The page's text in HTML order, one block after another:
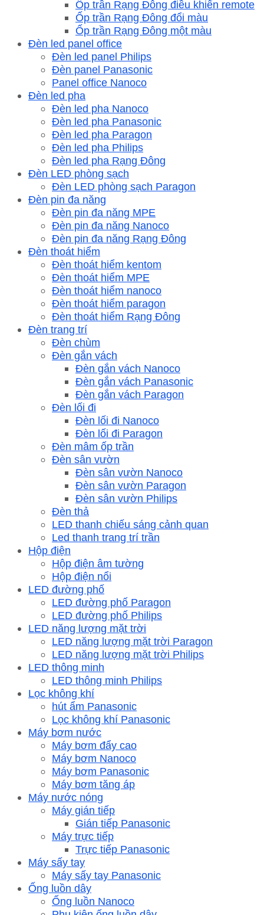
Ốp trần Rạng Đông điều khiển remote
Ốp trần Rạng Đông đổi màu
Ốp trần Rạng Đông một màu
Đèn led panel office
Đèn led panel Philips
Đèn panel Panasonic
Panel office Nanoco
Đèn led pha
Đèn led pha Nanoco
Đèn led pha Panasonic
Đèn led pha Paragon
Đèn led pha Philips
Đèn led pha Rạng Đông
Đèn LED phòng sạch
Đèn LED phòng sạch Paragon
Đèn pin đa năng
Đèn pin đa năng MPE
Đèn pin đa năng Nanoco
Đèn pin đa năng Rạng Đông
Đèn thoát hiểm
Đèn thoát hiểm kentom
Đèn thoát hiểm MPE
Đèn thoát hiểm nanoco
Đèn thoát hiểm paragon
Đèn thoát hiểm Rạng Đông
Đèn trang trí
Đèn chùm
Đèn gắn vách
Đèn gắn vách Nanoco
Đèn gắn vách Panasonic
Đèn gắn vách Paragon
Đèn lối đi
Đèn lối đi Nanoco
Đèn lối đi Paragon
Đèn mâm ốp trần
Đèn sân vườn
Đèn sân vườn Nanoco
Đèn sân vườn Paragon
Đèn sân vườn Philips
Đèn thả
LED thanh chiếu sáng cảnh quan
Led thanh trang trí trần
Hộp điện
Hộp điện âm tường
Hộp điện nổi
LED đường phố
LED đường phố Paragon
LED đường phố Philips
LED năng lượng mặt trời
LED năng lượng mặt trời Paragon
LED năng lượng mặt trời Philips
LED thông minh
LED thông minh Philips
Lọc không khí
hút ẩm Panasonic
Lọc không khí Panasonic
Máy bơm nước
Máy bơm đẩy cao
Máy bơm Nanoco
Máy bơm Panasonic
Máy bơm tăng áp
Máy nước nóng
Máy gián tiếp
Gián tiếp Panasonic
Máy trực tiếp
Trực tiếp Panasonic
Máy sấy tay
Máy sấy tay Panasonic
Ống luồn dây
Ống luồn Nanoco